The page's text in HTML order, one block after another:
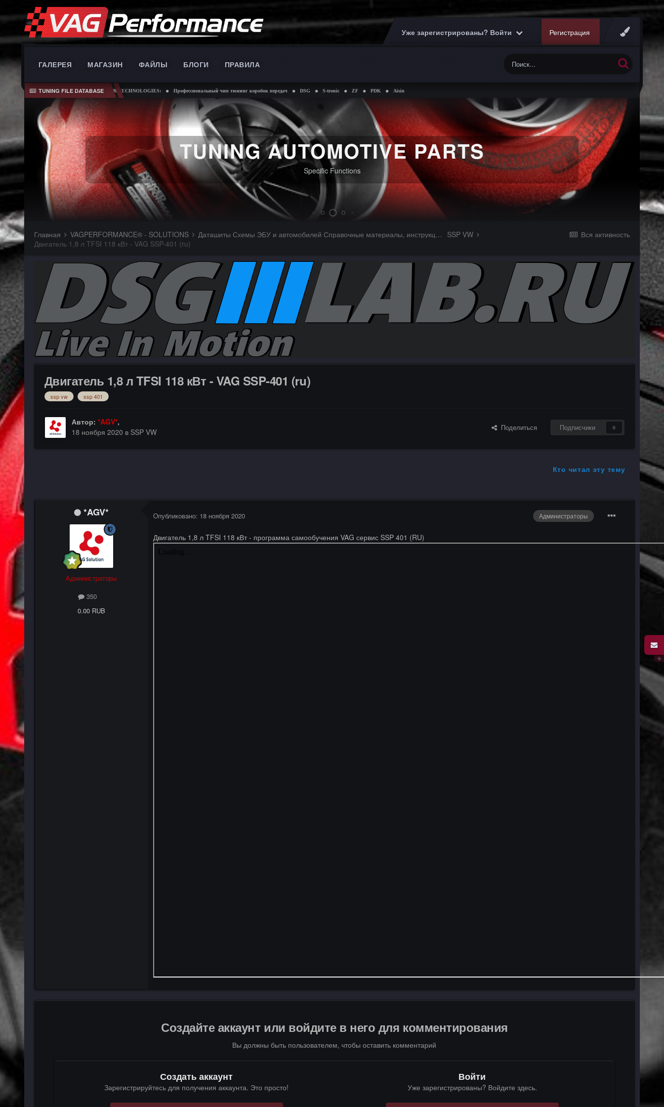
Уже зарегистрированы? Войти Регистрация
ГАЛЕРЕЯ МАГАЗИН ФАЙЛЫ БЛОГИ ПРАВИЛА
TUNING FILE DATABASE
INNOVATIVE CAR TECHNOLOGIES: Профессиональный чип тюнинг коробок передач DSG S-tronic ZF PDK Aisin
TUNING AUTOMOTIVE PARTS
Specific Functions
Вся активность
Главная VAGPERFORMANCE® - SOLUTIONS Даташиты Схемы ЭБУ и автомобилей Справочные материалы, инструкции, описания, книги Заказ и поиск схем ЭБУ и автомобилей SSP VW
Двигатель 1,8 л TFSI 118 кВт - VAG SSP-401 (ru)
Двигатель 1,8 л TFSI 118 кВт - VAG SSP-401 (ru)
ssp vw ssp 401
Автор: *AGV*,
18 ноября 2020 в SSP VW Поделиться Подписчики 0
Кто читал эту тему
*AGV*
Администраторы
350
0.00 RUB
Администраторы
Опубликовано: 18 ноября 2020
Двигатель 1,8 л TFSI 118 кВт - программа самообучения VAG сервис SSP 401 (RU)
Создайте аккаунт или войдите в него для комментирования
Вы должны быть пользователем, чтобы оставить комментарий
Создать аккаунт
Зарегистрируйтесь для получения аккаунта. Это просто!
Войти
Уже зарегистрированы? Войдите здесь.